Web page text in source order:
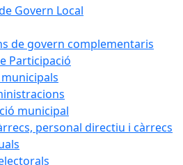
Govern Local
de govern complementaris
Participació
municipal
personal directiu i càrrecs